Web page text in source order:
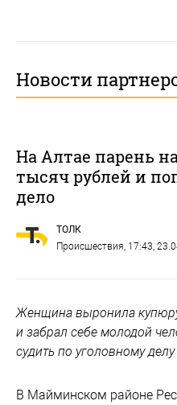
Новости
На Алтае парень
тысяч рублей и
дело
ТОЛК
Происшествия , 17:43,
Женщина выронила
и забрал себе молодой
судить по уголовному
В Майминском районе